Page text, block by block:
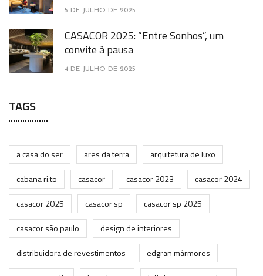
5 DE JULHO DE 2025
CASACOR 2025: “Entre Sonhos”, um
convite à pausa
4 DE JULHO DE 2025
TAGS
a casa do ser ares da terra
arquitetura de luxo
cabana ri.to
casacor casacor 2023
casacor 2024
casacor 2025
casacor sp
casacor sp 2025
casacor são paulo
design de interiores
distribuidora de revestimentos
edgran mármores